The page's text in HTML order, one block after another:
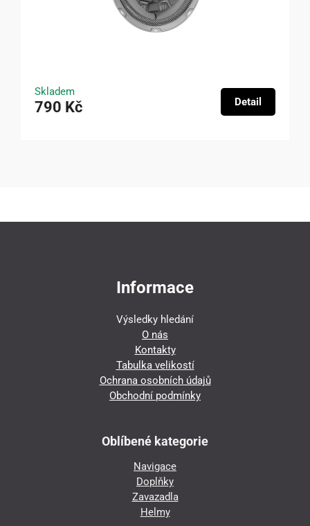
Skladem
790 Kč Detail
Informace
Výsledky hledání
O nás
Kontakty
Tabulka velikostí
Ochrana osobních údajů
Obchodní podmínky
Oblíbené kategorie
Navigace
Doplňky
Zavazadla
Helmy